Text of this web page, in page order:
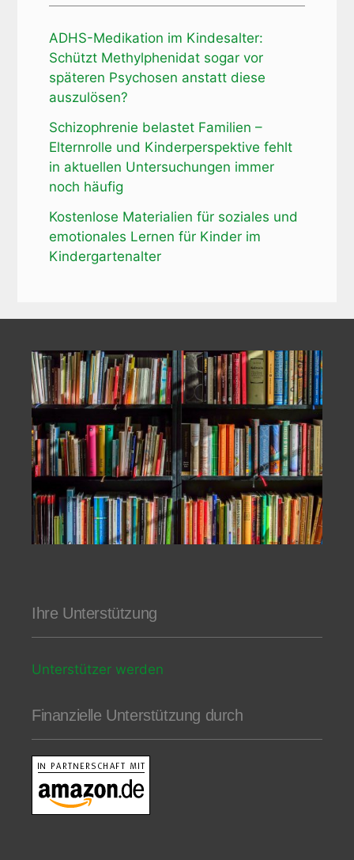
ADHS-Medikation im Kindesalter:
Schützt Methylphenidat sogar vor
späteren Psychosen anstatt diese
auszulösen?
Schizophrenie belastet Familien –
Elternrolle und Kinderperspektive fehlt
in aktuellen Untersuchungen immer
noch häufig
Kostenlose Materialien für soziales und
emotionales Lernen für Kinder im
Kindergartenalter
Ihre Unterstützung
Unterstützer werden
Finanzielle Unterstützung durch